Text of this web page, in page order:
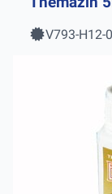
V793-H12-